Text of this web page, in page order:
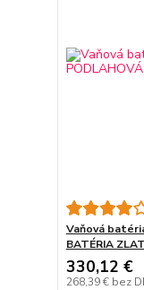
Vaňová
BATÉRIA
330,12 €
268,39 € bez